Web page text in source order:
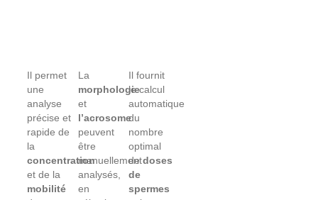
Il permet
une
analyse
précise et
rapide de
la
concentration
et de la
mobilité
La
morphologie
et
l’acrosome
peuvent
être
manuellement
analysés,
en
Il fournit
le calcul
automatique
du
nombre
optimal
dedoses
de
spermes